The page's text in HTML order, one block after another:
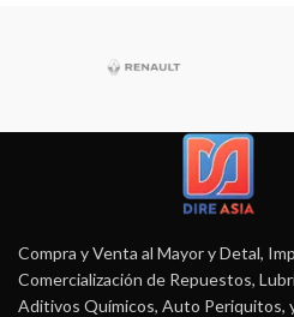
Compra y Venta al Mayor y Detal,
Comercialización de Repuestos,
Aditivos Químicos, Auto Periquitos,